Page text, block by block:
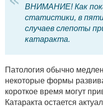
ВНИМАНИЕ! Как
статистики, в
случаев слепоты
катаракта.
Патология обычно
некоторые формы
короткое время могут
Катаракта остается